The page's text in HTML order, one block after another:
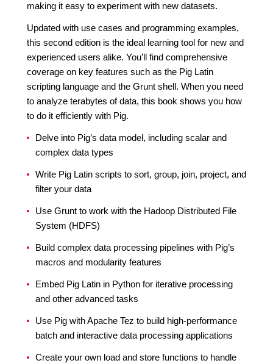
making it easy to experiment with new datasets.
Updated with use cases and programming examples,
this second edition is the ideal learning tool for new and
experienced users alike. You’ll find comprehensive
coverage on key features such as the Pig Latin
scripting language and the Grunt shell. When you need
to analyze terabytes of data, this book shows you how
to do it efficiently with Pig.
Delve into Pig’s data model, including scalar and
complex data types
Write Pig Latin scripts to sort, group, join, project, and
filter your data
Use Grunt to work with the Hadoop Distributed File
System (HDFS)
Build complex data processing pipelines with Pig’s
macros and modularity features
Embed Pig Latin in Python for iterative processing
and other advanced tasks
Use Pig with Apache Tez to build high-performance
batch and interactive data processing applications
Create your own load and store functions to handle